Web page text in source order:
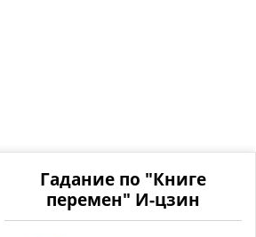
Гадание по "Книге
перемен" И-цзин